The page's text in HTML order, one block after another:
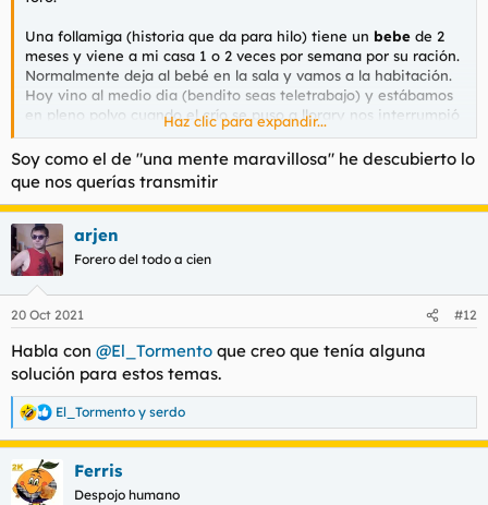
Bonus: un mensaje que me mandó ayer, qué puede uno
responder a eso?
Una follamiga (historia que da para hilo) tiene un bebe de 2
meses y viene a mi casa 1 o 2 veces por semana por su ración.
Normalmente deja al bebé en la sala y vamos a la habitación.
Hoy vino al medio dia (bendito seas teletrabajo) y estábamos
en pleno polvo cuando el crío se puso a llorary nos interrumpió
varias veces.
Al final ella me dice: "no tiene hambre, no tiene sueño, pero
parece que se siente sólo. Te parece si lo ponemos
al lado nuestro para que se sienta acompañado?" Obviamente
como buen forer acepté y terminamos de follar con su crío a
50 cms.
Da para LoL
Haz clic para expandir...
Soy como el de "una mente maravillosa" he descubierto lo
que nos querías transmitir
arjen
Forero del todo a cien
20 Oct 2021 #12
Habla con @El_Tormento que creo que tenía alguna
solución para estos temas.
R
e
c
c
El_Tormento y serdo
Ferris
Despojo humano